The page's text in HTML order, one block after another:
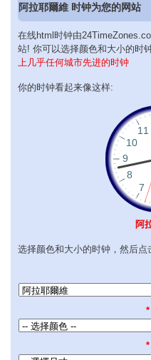
阿拉耶爾維 时钟为您的网站
在线html时钟由
站! 你可以选择颜色和大小的时
上几乎任何城市先进的时钟
你的时钟看起来像这样:
阿
选择颜色和大小的时钟，然后点
*
*